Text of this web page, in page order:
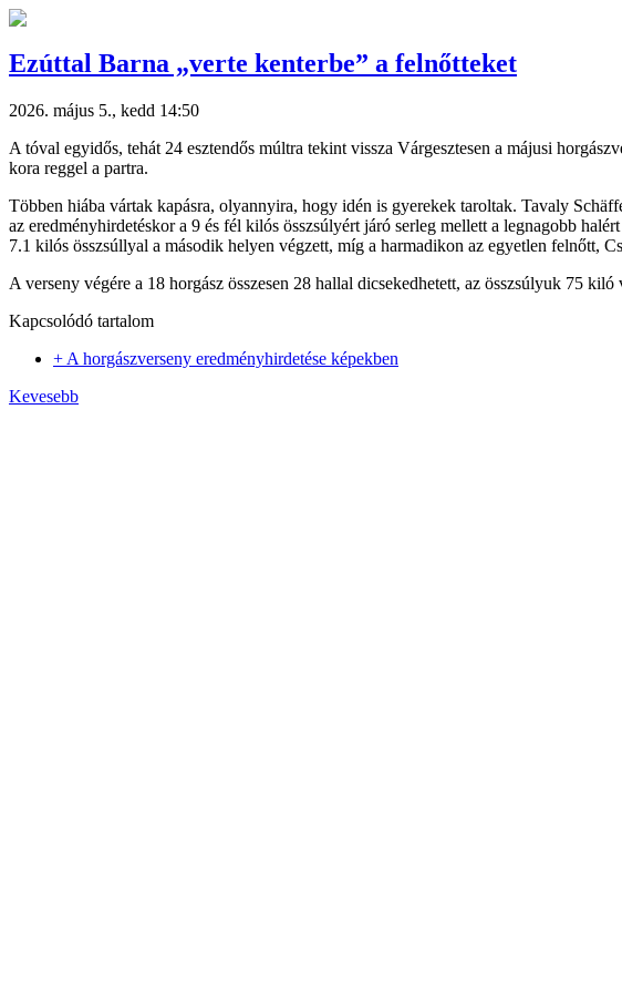
Ezúttal Barna „verte kenterbe” a felnőtteket
2026. május 5., kedd 14:50
A tóval egyidős, tehát 24 esztendős múltra tekint vissza Várgesztesen a májusi
kora reggel a partra.
Többen hiába vártak kapásra, olyannyira, hogy idén is gyerekek taroltak. Tavaly
az eredményhirdetéskor a 9 és fél kilós összsúlyért járó serleg mellett a legnagobb
7.1 kilós összsúllyal a második helyen végzett, míg a harmadikon az egyetlen felnőtt,
A verseny végére a 18 horgász összesen 28 hallal dicsekedhetett, az összsúlyuk 75
Kapcsolódó tartalom
+ A horgászverseny eredményhirdetése képekben
Kevesebb